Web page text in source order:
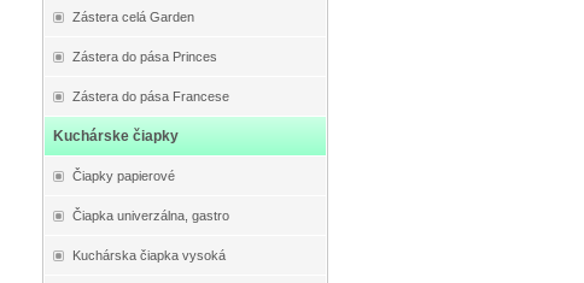
Zástera celá Garden
Zástera do pása Princes
Zástera do pása Francese
Kuchárske čiapky
Čiapky papierové
Čiapka univerzálna, gastro
Kuchárska čiapka vysoká